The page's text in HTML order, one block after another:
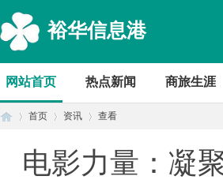
裕华信息港
网站首页 热点新闻 商旅生涯
首页 资讯 查看
电影力量：凝